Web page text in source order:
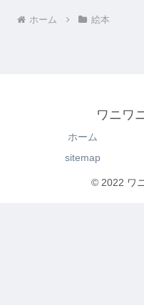
ホーム 絵本
ワニワ
ホーム
sitemap
© 2022 ワ